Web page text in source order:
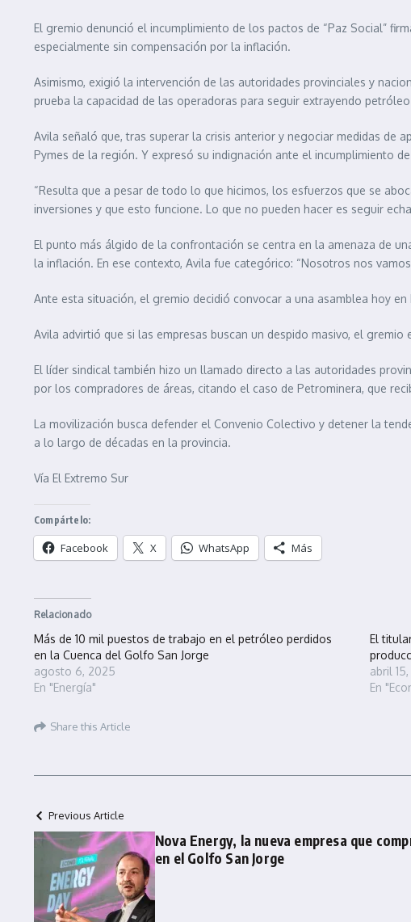
El gremio denunció el incumplimiento de los pactos de “Paz Social”
especialmente sin compensación por la inflación.
Asimismo, exigió la intervención de las autoridades provinciales y
prueba la capacidad de las operadoras para seguir extrayendo
Avila señaló que, tras superar la crisis anterior y negociar medidas de
Pymes de la región. Y expresó su indignación ante el incumplimiento
“Resulta que a pesar de todo lo que hicimos, los esfuerzos que se
inversiones y que esto funcione. Lo que no pueden hacer es seguir
El punto más álgido de la confrontación se centra en la amenaza de
la inflación. En ese contexto, Avila fue categórico: “Nosotros nos
Ante esta situación, el gremio decidió convocar a una asamblea hoy
Avila advirtió que si las empresas buscan un despido masivo, el
El líder sindical también hizo un llamado directo a las autoridades
por los compradores de áreas, citando el caso de Petrominera, que
La movilización busca defender el Convenio Colectivo y detener la
a lo largo de décadas en la provincia.
Vía El Extremo Sur
Compártelo:
Facebook X WhatsApp Más
Relacionado
Más de 10 mil puestos de trabajo en el petróleo perdidos
en la Cuenca del Golfo San Jorge
agosto 6, 2025
En "Energía"
El
abril
En
Share this Article
Previous Article
Nova Energy, la nueva empresa que
en el Golfo San Jorge